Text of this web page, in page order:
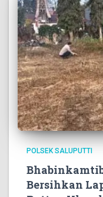
POLSEK SALUPUTTI
Bersihkan